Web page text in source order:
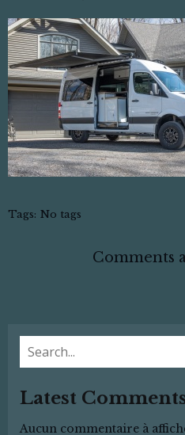
Tags: No tags
Comments
Latest
Aucun commentaire à